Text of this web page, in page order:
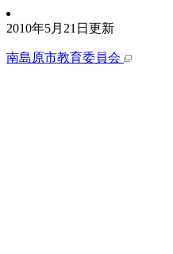
2010年5月21日更新
南島原市教育委員会